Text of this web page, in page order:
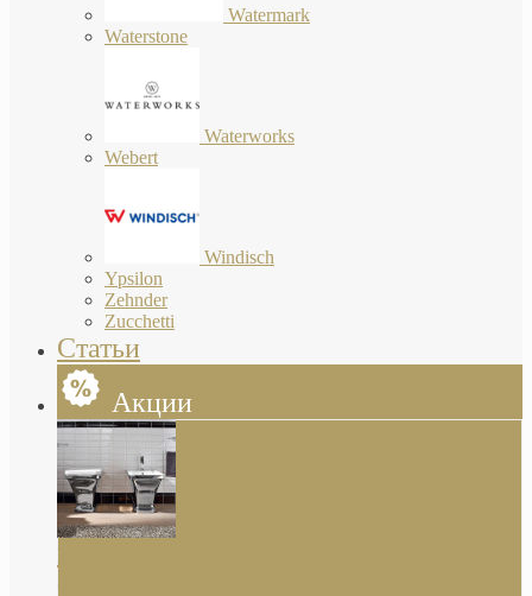
Watermark
Waterstone
Waterworks
Webert
Windisch
Ypsilon
Zehnder
Zucchetti
Статьи
Акции
Butterfly Scarabeo КОМПЛЕКТ санфаянса